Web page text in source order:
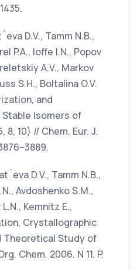
D.V., Tamm N.B.,
P.A., Ioffe I.N., Popov
A.V., Markov
S.H., Boltalina O.V.
and
Isomers of
8, 10) // Chem. Eur. J.
D.V., Tamm N.B.,
Avdoshenko S.M.,
Kemnitz E.,
Crystallographic
Theoretical Study of
Chem. 2006. N 11. P.